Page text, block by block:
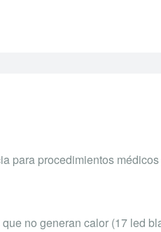
para procedimientos
no generan calor (17 led